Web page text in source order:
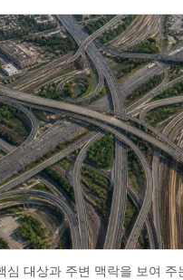
심 대상과 주변 맥락을 보여 주